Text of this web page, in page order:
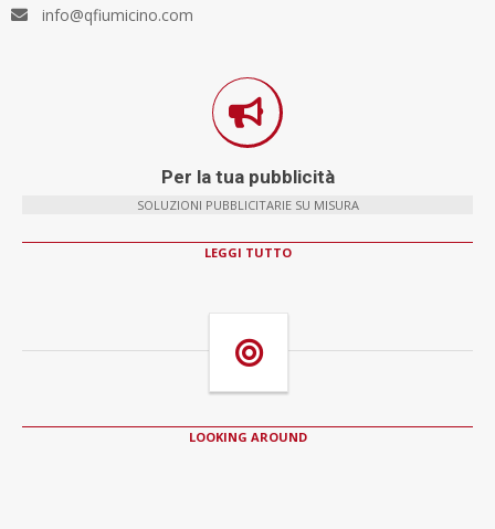
info@qfiumicino.com
Per la tua pubblicità
SOLUZIONI PUBBLICITARIE SU MISURA
LEGGI TUTTO
LOOKING AROUND